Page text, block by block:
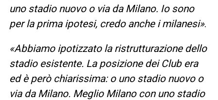
uno stadio nuovo o via da Milano. Io sono
per la prima ipotesi, credo anche i milanesi».
«Abbiamo ipotizzato la ristrutturazione dello
stadio esistente. La posizione dei Club era
ed è però chiarissima: o uno stadio nuovo o
via da Milano. Meglio Milano con uno stadio